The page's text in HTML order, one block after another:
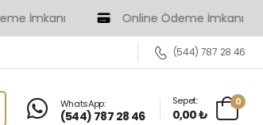
Online Ödeme İmkanı
(544) 787 28 46
WhatsApp:
(544) 787 28 46
Sepet:
0,00 ₺
0